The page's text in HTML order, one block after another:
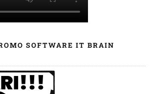
SOFTWARE IT BRAIN